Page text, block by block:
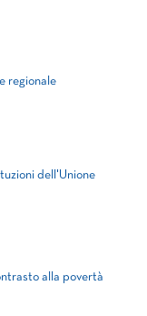
regionale
dell'Unione
alla povertà